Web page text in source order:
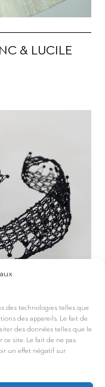
des technologies telles que
des appareils. Le fait de
des données telles que le
site. Le fait de ne pas
un effet négatif sur
& LUCILE